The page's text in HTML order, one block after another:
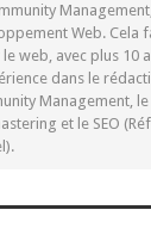
Web. Cela
le web, avec plus 10
dans le
Management, le
et le SEO